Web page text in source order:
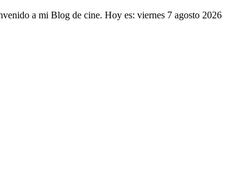
Saltar a mi Blog de cine. Hoy es: viernes 7 agosto 2026